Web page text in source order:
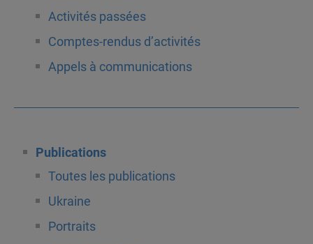
Activités passées
Comptes-rendus d’activités
Appels à communications
Publications
Toutes les publications
Ukraine
Portraits